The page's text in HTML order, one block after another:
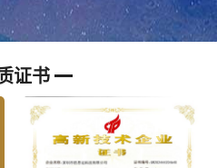
证书